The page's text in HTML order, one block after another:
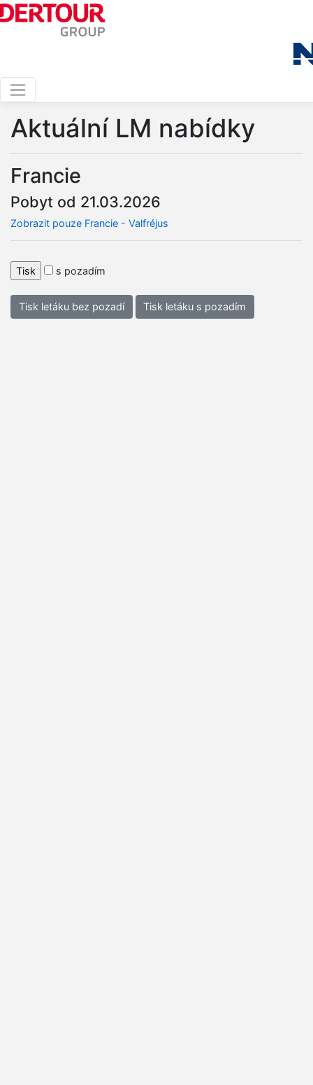
Aktuální LM nabídky
Francie
Pobyt od 21.03.2026
Zobrazit pouze Francie - Valfréjus
s pozadím
Tisk letáku bez pozadí Tisk letáku s pozadím